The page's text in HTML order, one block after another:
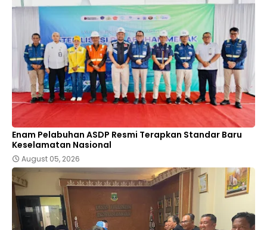
Enam Pelabuhan ASDP Resmi Terapkan Standar Baru
Keselamatan Nasional
August 05, 2026